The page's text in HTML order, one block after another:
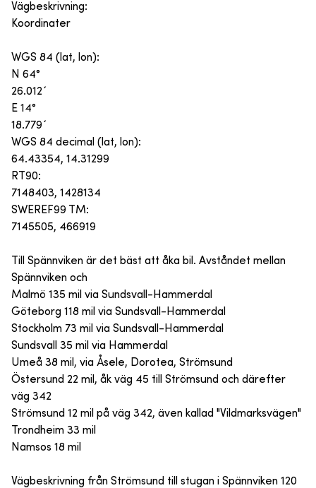
Vägbeskrivning:
Koordinater
WGS 84 (lat, lon):
N 64°
26.012´
E 14°
18.779´
WGS 84 decimal (lat, lon):
64.43354, 14.31299
RT90:
7148403, 1428134
SWEREF99 TM:
7145505, 466919
Till Spännviken är det bäst att åka bil. Avståndet mellan
Spännviken och
Malmö 135 mil via Sundsvall-Hammerdal
Göteborg 118 mil via Sundsvall-Hammerdal
Stockholm 73 mil via Sundsvall-Hammerdal
Sundsvall 35 mil via Hammerdal
Umeå 38 mil, via Åsele, Dorotea, Strömsund
Östersund 22 mil, åk väg 45 till Strömsund och därefter
väg 342
Strömsund 12 mil på väg 342, även kallad "Vildmarksvägen"
Trondheim 33 mil
Namsos 18 mil
Vägbeskrivning från Strömsund till stugan i Spännviken 120